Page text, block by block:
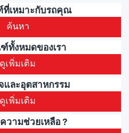
เหมาะกับรถคุณ
ค้นหา
ทั้งหมดของเรา
ดูเพิ่มเติม
และอุตสาหกรรม
ดูเพิ่มเติม
วามช่วยเหลือ ?